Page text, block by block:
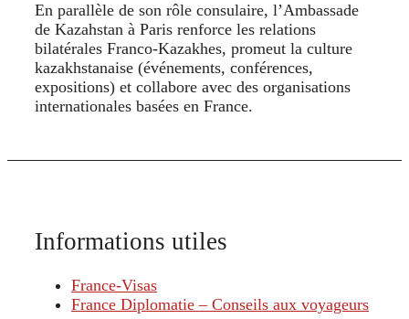
En parallèle de son rôle consulaire, l’Ambassade
de Kazahstan à Paris renforce les relations
bilatérales Franco-Kazakhes, promeut la culture
kazakhstanaise (événements, conférences,
expositions) et collabore avec des organisations
internationales basées en France.
Informations utiles
France-Visas
France Diplomatie – Conseils aux voyageurs